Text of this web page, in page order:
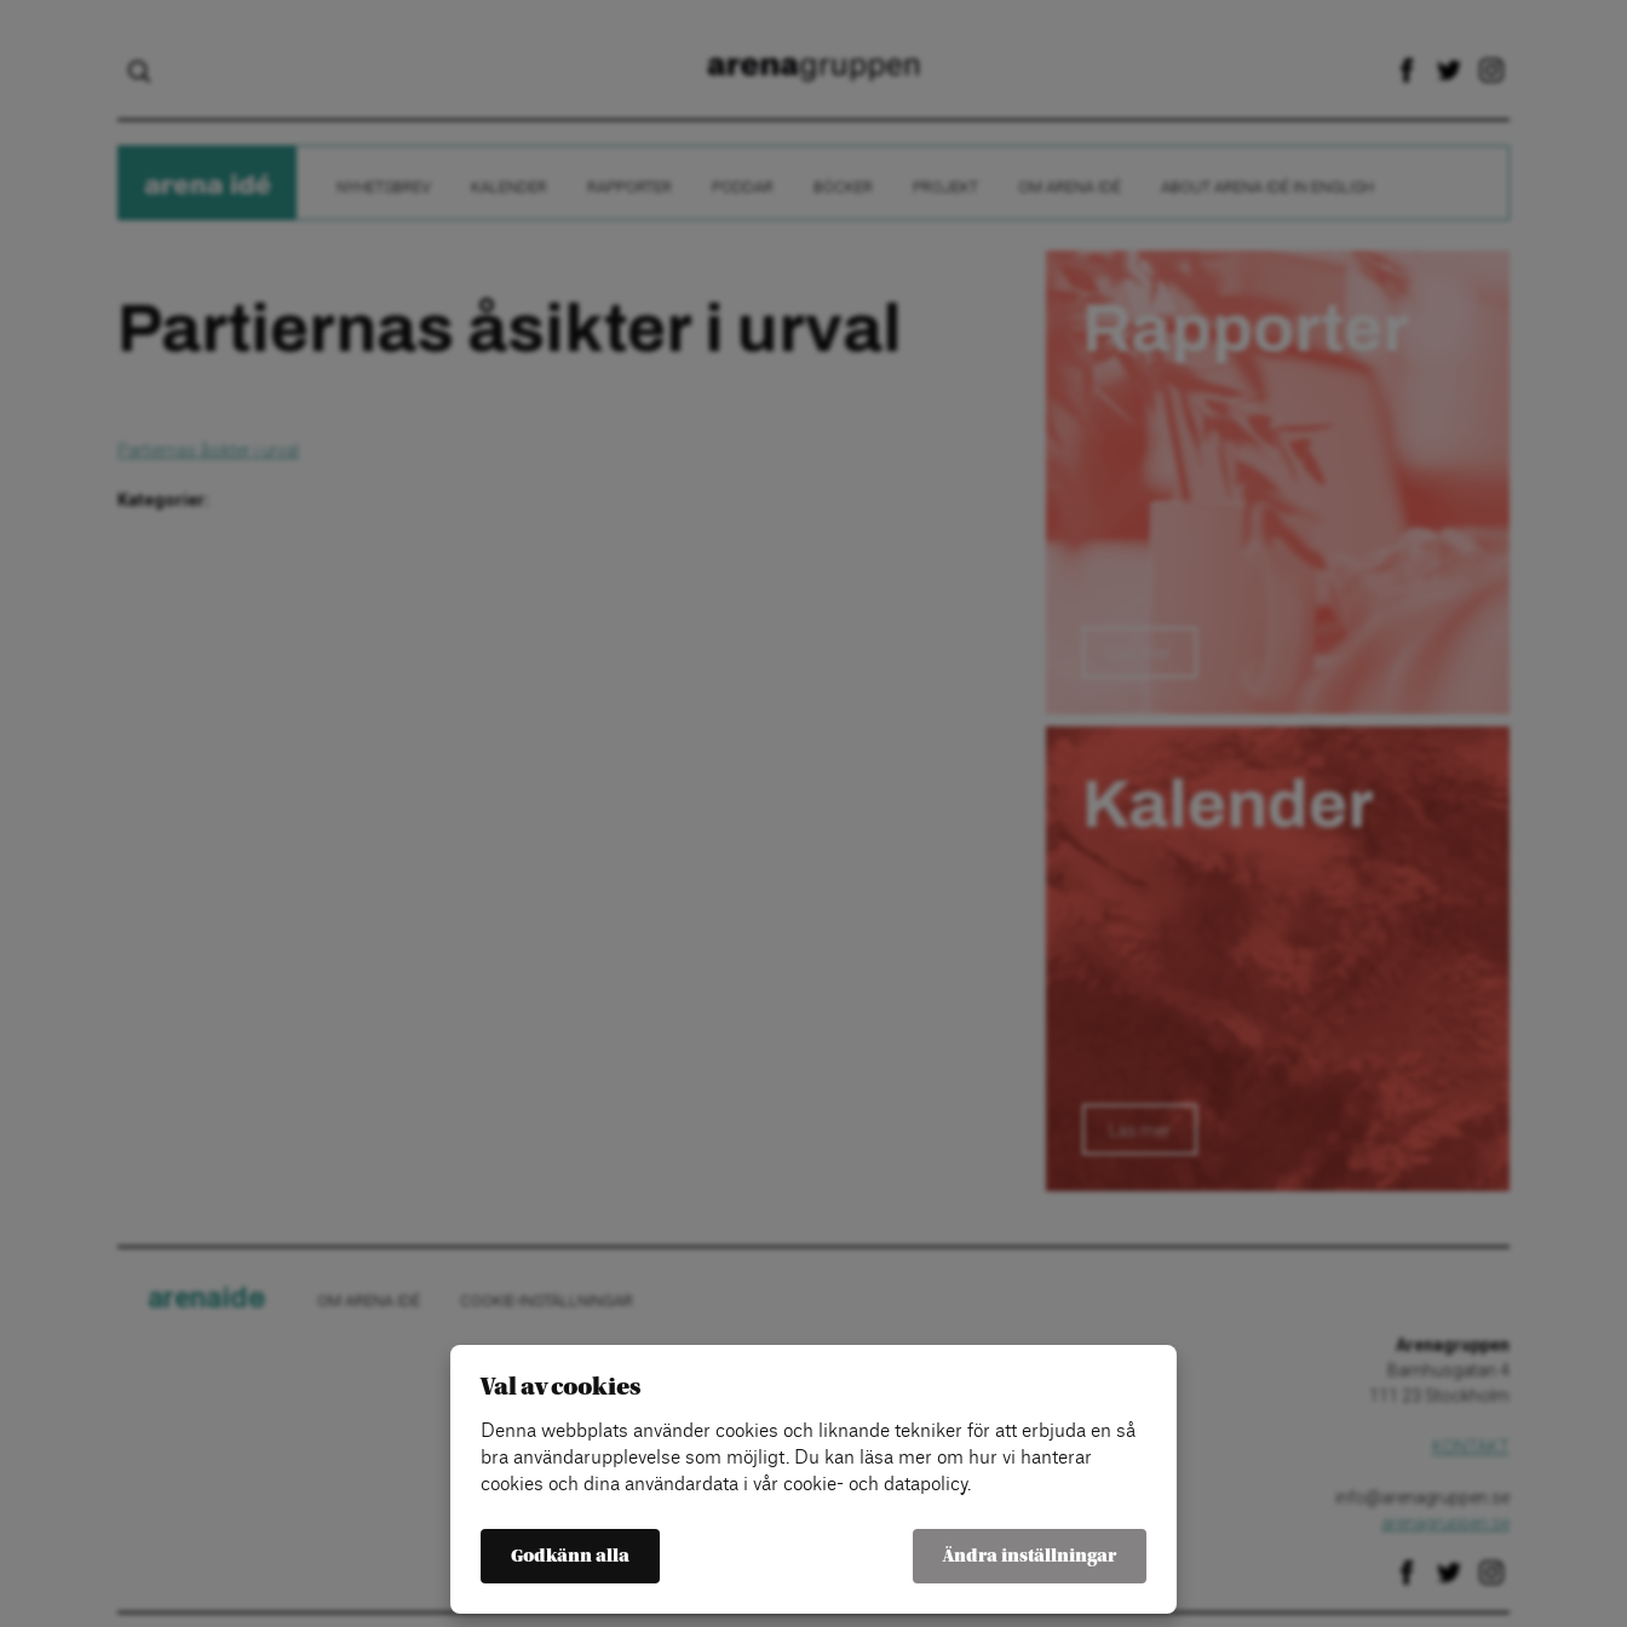
arenaide KALENDER RAPPORTER BÖCKER PROJEKT OM ARENA IDÉ ABOUT ARENA IDÉ IN ENGLISH
Partiernas åsikter i urval
Partiernas åsikter i urval
Kategorier:
Rapporter
Kalender
Läs mer
arenaide OM ARENA IDÉ COOKIE-INSTÄLLNINGAR
Arenagruppen
Barnhusgatan 4
111 23 Stockholm
info@arenagruppen.se
arenagruppen.se
Val av cookies
Denna webbplats använder cookies och liknande tekniker för att erbjuda en så
bra användarupplevelse som möjligt. Du kan läsa mer om hur vi hanterar
cookies och dina användardata i vår cookie- och datapolicy.
Godkänn alla Ändra inställningar